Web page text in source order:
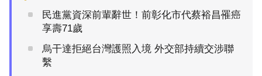
民進黨資深前輩辭世！前彰化市代蔡裕昌罹癌
享壽71歲
烏干達拒絕台灣護照入境 外交部持續交涉聯
繫